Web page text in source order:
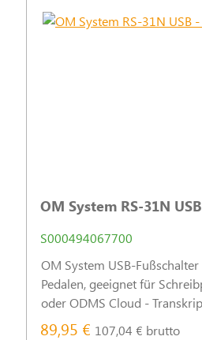
OM System RS-31N
S000494067700
OM System USB-
Pedalen, geeignet für
oder ODMS Cloud -
Nachfolger von Olmypus
89,95 € 107,04 € brutto